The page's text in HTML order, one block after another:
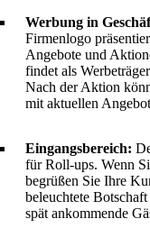
Werbung in
Firmenlogo
Angebote und
findet als
Nach der Aktion
mit aktuellen
Eingangsbereich:
für Roll-ups. Wenn
begrüßen Sie Ihre
beleuchtete
spät ankommende